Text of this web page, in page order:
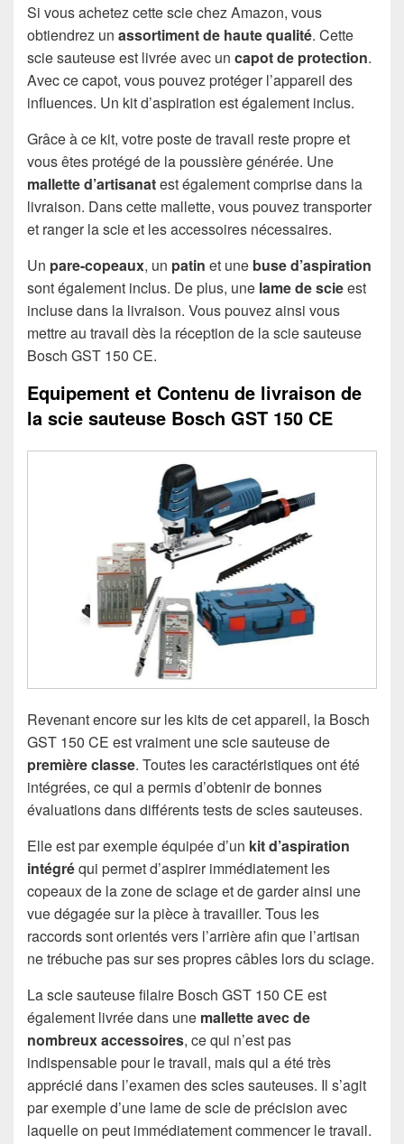
Si vous achetez cette scie chez Amazon, vous
obtiendrez un assortiment de haute qualité. Cette
scie sauteuse est livrée avec un capot de protection.
Avec ce capot, vous pouvez protéger l’appareil des
influences. Un kit d’aspiration est également inclus.
Grâce à ce kit, votre poste de travail reste propre et
vous êtes protégé de la poussière générée. Une
mallette d’artisanatest également comprise dans la
livraison. Dans cette mallette, vous pouvez transporter
et ranger la scie et les accessoires nécessaires.
Un pare-copeaux, un patin et une buse d’aspiration
sont également inclus. De plus, une lame de scieest
incluse dans la livraison. Vous pouvez ainsi vous
mettre au travail dès la réception de la scie sauteuse
Bosch GST 150 CE.
Equipement et Contenu de livraison de
la scie sauteuse Bosch GST 150 CE
Revenant encore sur les kits de cet appareil, la Bosch
GST 150 CE est vraiment une scie sauteuse de
première classe. Toutes les caractéristiques ont été
intégrées, ce qui a permis d’obtenir de bonnes
évaluations dans différents tests de scies sauteuses.
Elle est par exemple équipée d’un kit d’aspiration
intégréqui permet d’aspirer immédiatement les
copeaux de la zone de sciage et de garder ainsi une
vue dégagée sur la pièce à travailler. Tous les
raccords sont orientés vers l’arrière afin que l’artisan
ne trébuche pas sur ses propres câbles lors du sciage.
La scie sauteuse filaire Bosch GST 150 CE est
également livrée dans une mallette avec de
nombreux accessoires, ce qui n’est pas
indispensable pour le travail, mais qui a été très
apprécié dans l’examen des scies sauteuses. Il s’agit
par exemple d’une lame de scie de précision avec
laquelle on peut immédiatement commencer le travail.